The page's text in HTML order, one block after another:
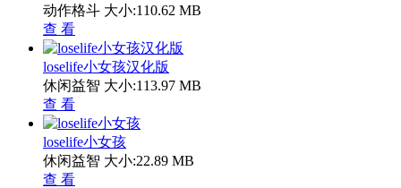
动作格斗 大小:110.62 MB
查 看
loselife小女孩汉化版
休闲益智 大小:113.97 MB
查 看
loselife小女孩
休闲益智 大小:22.89 MB
查 看